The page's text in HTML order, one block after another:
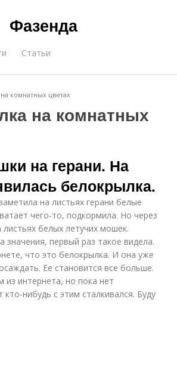
Фазенда
Статьи
комнатных цветах
на комнатных
на герани. На
белокрылка.
на листьях герани белые
чего-то, подкормила. Но через
белых летучих мошек.
значения, первый раз такое видела.
что это белокрылка. И она уже
Ее становится все больше.
из интернета, но пока нет
нибудь с этим сталкивался. Буду